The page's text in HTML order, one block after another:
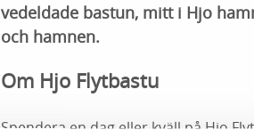
vedeldade bastun, mitt i Hjo
och hamnen.
Om Hjo Flytbastu
Spendera en dag eller kväll på Hjo